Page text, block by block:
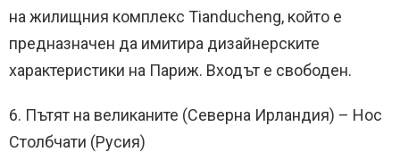
на жилищния комплекс Tianducheng, който е
предназначен да имитира дизайнерските
характеристики на Париж. Входът е свободен.
6. Пътят на великаните (Северна Ирландия) – Нос
Столбчати (Русия)